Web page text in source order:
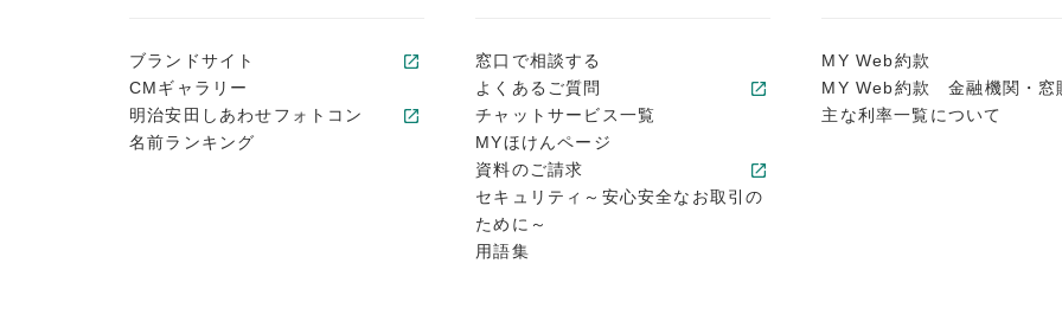
ブランドサイト
CMギャラリー
明治安田しあわせフォトコン
名前ランキング
窓口で相談する
よくあるご質問
チャットサービス一覧
MYほけんページ
資料のご請求
セキュリティ～安心安全なお取引の
ために～
用語集
MY Web約款
MY Web約款 金融機関・窓
主な利率一覧について